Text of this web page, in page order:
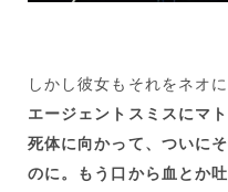
しかし彼女もそれをネオ
エージェントスミスにマ
死体に向かって、ついに
のに。もう口から血とか